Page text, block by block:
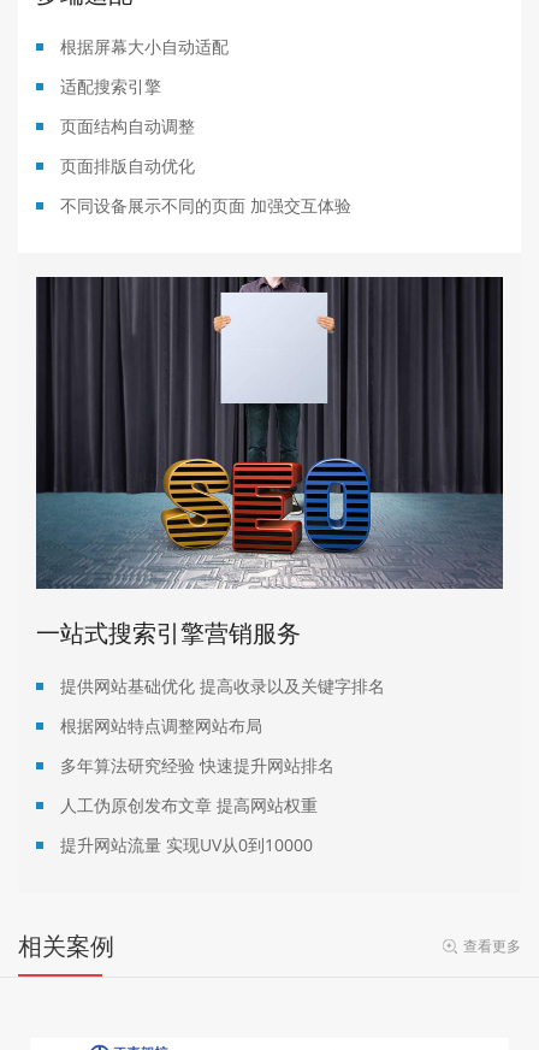
根据屏幕大小自动适配
适配搜索引擎
页面结构自动调整
页面排版自动优化
不同设备展示不同的页面 加强交互体验
一站式搜索引擎营销服务
提供网站基础优化 提高收录以及关键字排名
根据网站特点调整网站布局
多年算法研究经验 快速提升网站排名
人工伪原创发布文章 提高网站权重
提升网站流量 实现UV从0到10000
相关案例 查看更多